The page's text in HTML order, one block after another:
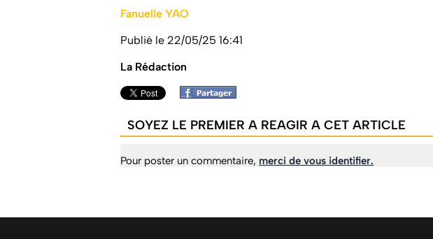
Fanuelle YAO
Publié le 22/05/25 16:41
La Rédaction
SOYEZ LE PREMIER A REAGIR A CET ARTICLE
Pour poster un commentaire, merci de vous identifier.